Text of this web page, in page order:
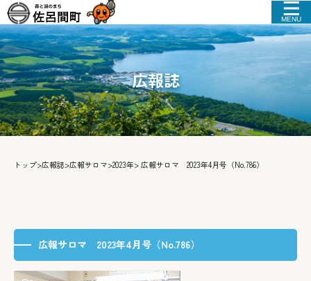
MENU
広報誌
トップ>広報誌>広報サロマ>2023年> 広報サロマ 2023年4月号（No.786）
広報サロマ 2023年4月号（No.786）